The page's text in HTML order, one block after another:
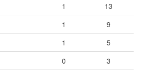
1
13
1
9
1
5
0
3